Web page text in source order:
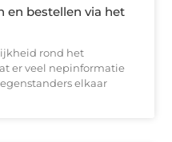
en bestellen via het
rond het
er veel nepinformatie
elkaar